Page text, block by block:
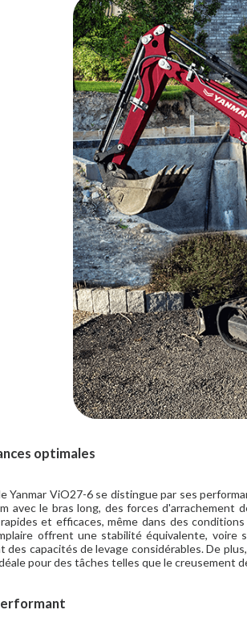
optimales
Yanmar ViO27-6 se distingue par ses
avec le bras long, des forces d'arrachement
et efficaces, même dans des
offrent une stabilité équivalente, voire
des capacités de levage considérables. De
pour des tâches telles que le creusement